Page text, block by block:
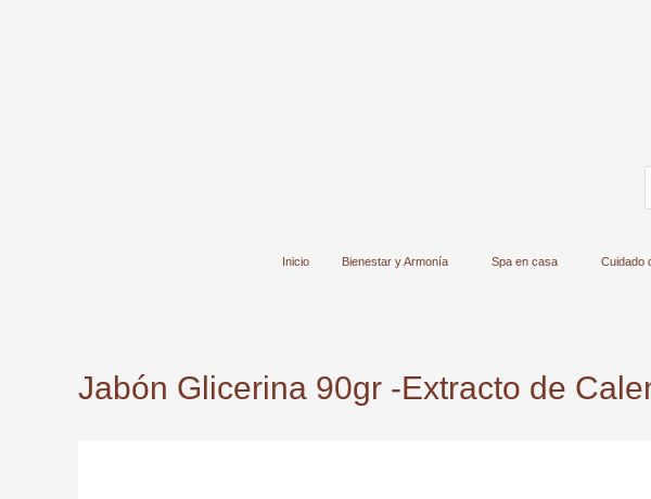
Inicio Bienestar y Armonía Spa en casa Cuidado
Jabón Glicerina 90gr -Extracto de